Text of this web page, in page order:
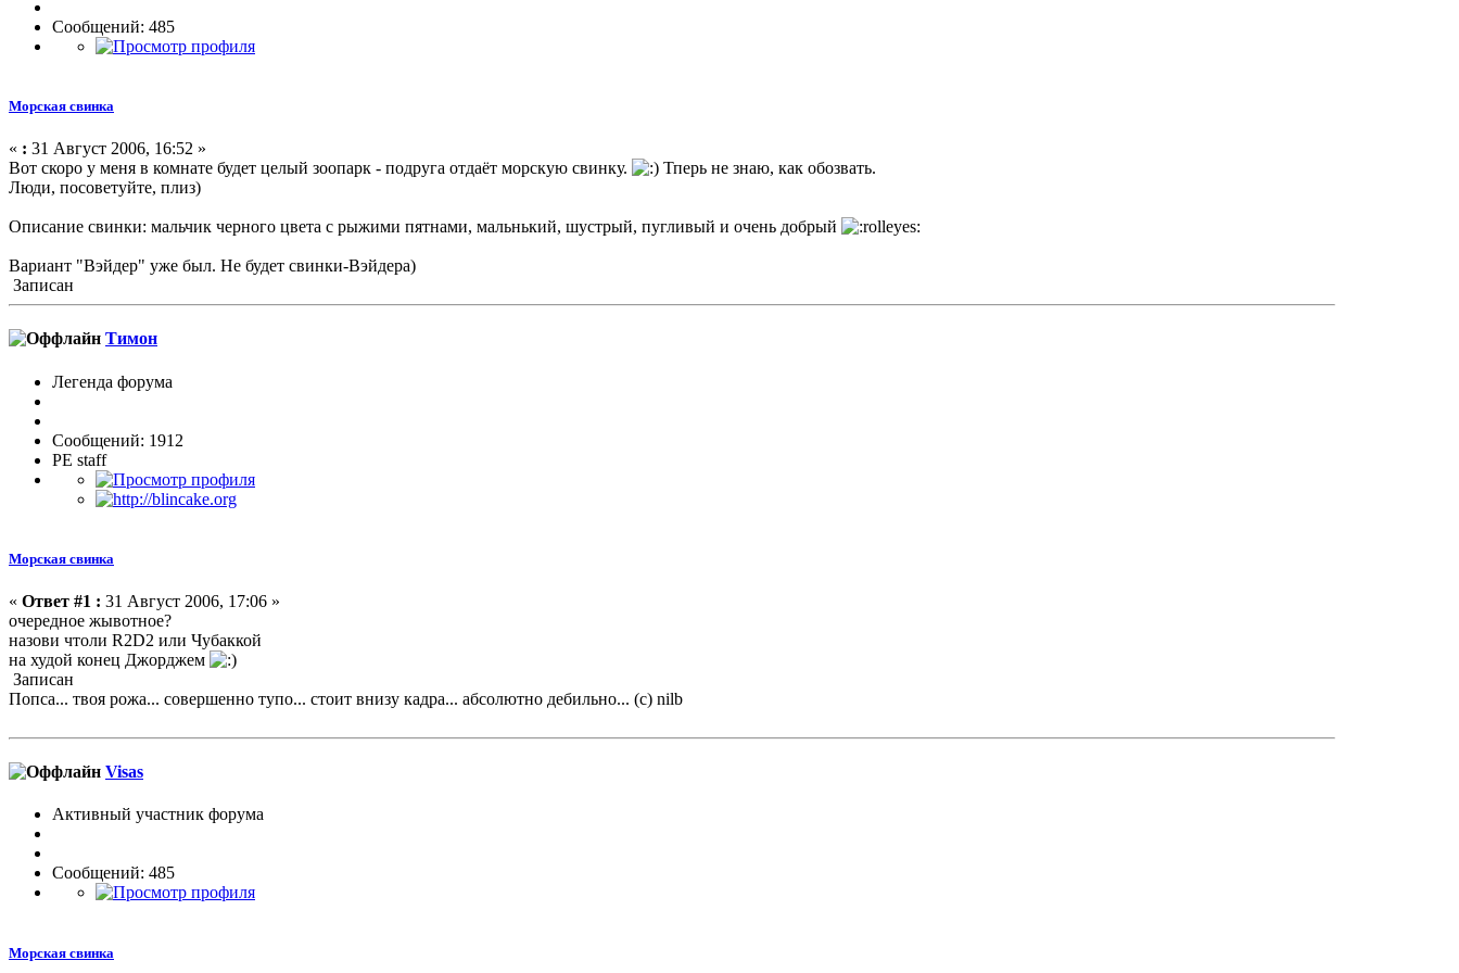
Сообщений: 485
Морская свинка
« : 31 Август 2006, 16:52 »
Вот скоро у меня в комнате будет целый зоопарк - подруга отдаёт морскую свинку.
Тперь не знаю, как обозвать.
Люди, посоветуйте, плиз)
Описание свинки: мальчик черного цвета с рыжими пятнами, мальнький, шустрый, пугливый и очень добрый
Вариант "Вэйдер" уже был. Не будет свинки-Вэйдера)
Записан
Тимон
Легенда форума
Сообщений: 1912
PE staff
Морская свинка
« Ответ #1 : 31 Август 2006, 17:06 »
очередное жывотное?
назови чтоли R2D2 или Чубаккой
на худой конец Джорджем
Записан
Попса... твоя рожа... совершенно тупо... стоит внизу кадра... абсолютно дебильно... (с) nilb
Visas
Активный участник форума
Сообщений: 485
Морская свинка